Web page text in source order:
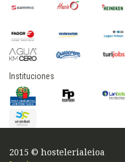
Instituciones
2015 © hostelerialeioa